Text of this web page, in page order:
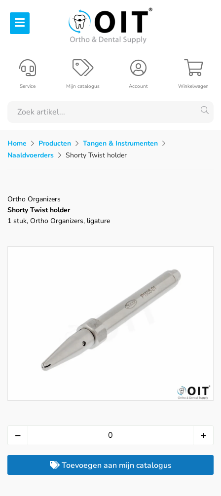
Winkelwagen
Account
Mijn catalogus
Service
Home Producten
Tangen & Instrumenten
Naaldvoerders
Shorty Twist holder
Ortho Organizers
Shorty Twist holder
1 stuk, Ortho Organizers, ligature
Toevoegen aan mijn catalogus